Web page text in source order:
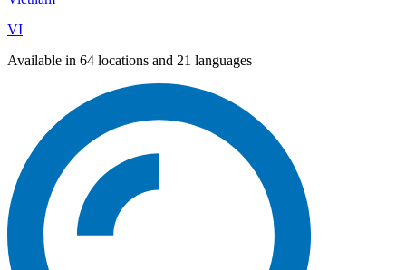
VI
Available in 64 locations and 21 languages